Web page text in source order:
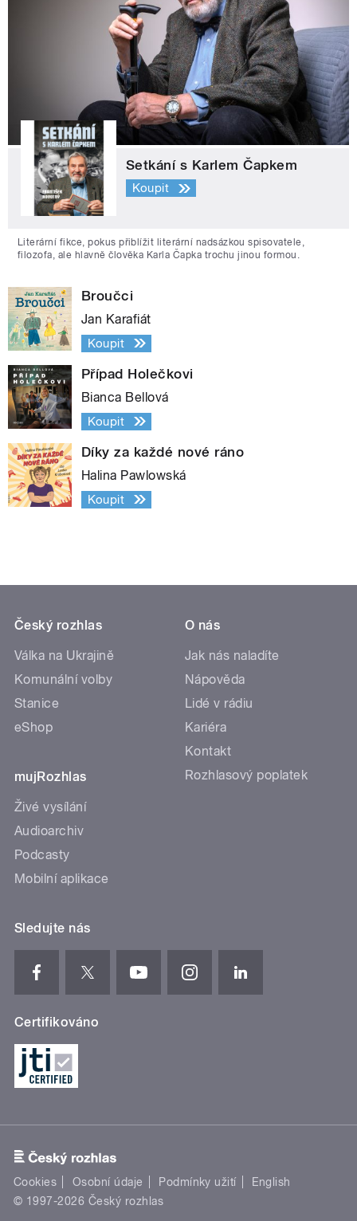
Setkání s Karlem Čapkem
Koupit
Literární fikce, pokus přiblížit literární nadsázkou spisovatele,
filozofa, ale hlavně člověka Karla Čapka trochu jinou formou.
Broučci
Jan Karafiát
Koupit
Případ Holečkovi
Bianca Bellová
Koupit
Díky za každé nové ráno
Halina Pawlowská
Koupit
Český rozhlas
Válka na Ukrajině
Komunální volby
Stanice
eShop
mujRozhlas
Živé vysílání
Audioarchiv
Podcasty
Mobilní aplikace
O nás
Jak nás naladíte
Nápověda
Lidé v rádiu
Kariéra
Kontakt
Rozhlasový poplatek
Sledujte nás
Certifikováno
Cookies Osobní údaje Podmínky užití
English
© 1997-2026 Český rozhlas